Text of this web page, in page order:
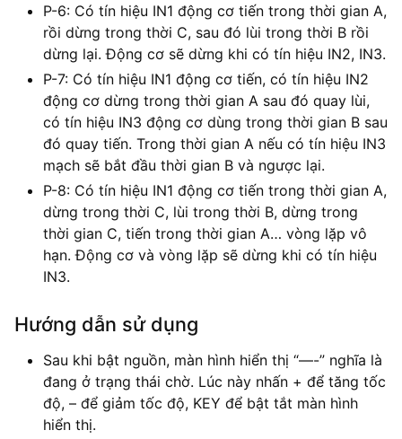
P-6: Có tín hiệu IN1 động cơ tiến trong thời gian A,
rồi dừng trong thời C, sau đó lùi trong thời B rồi
dừng lại. Động cơ sẽ dừng khi có tín hiệu IN2, IN3.
P-7: Có tín hiệu IN1 động cơ tiến, có tín hiệu IN2
động cơ dừng trong thời gian A sau đó quay lùi,
có tín hiệu IN3 động cơ dùng trong thời gian B sau
đó quay tiến. Trong thời gian A nếu có tín hiệu IN3
mạch sẽ bắt đầu thời gian B và ngược lại.
P-8: Có tín hiệu IN1 động cơ tiến trong thời gian A,
dừng trong thời C, lùi trong thời B, dừng trong
thời gian C, tiến trong thời gian A… vòng lặp vô
hạn. Động cơ và vòng lặp sẽ dừng khi có tín hiệu
IN3.
Hướng dẫn sử dụng
Sau khi bật nguồn, màn hình hiển thị “—-” nghĩa là
đang ở trạng thái chờ. Lúc này nhấn + để tăng tốc
độ, – để giảm tốc độ, KEY để bật tắt màn hình
hiển thị.